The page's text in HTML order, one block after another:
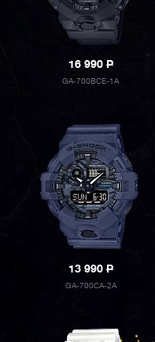
16 990P
GA-700BCE-1A
13 990P
GA-700CA-2A